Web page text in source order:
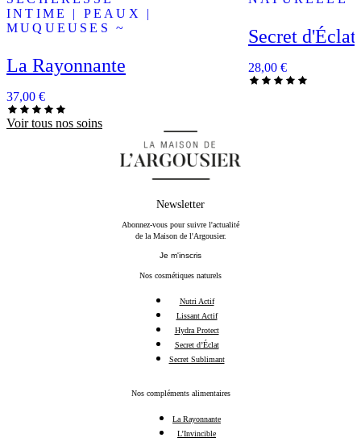
INTIME | PEAUX |
MUQUEUSES ~
La Rayonnante
37,00 €
Secret d'Éclat
28,00 €
Voir tous nos soins
Nos cosmétiques naturels
Nutri Actif
Lissant Actif
Hydra Protect
Secret d’Éclat
Secret Sublimant
Nos compléments alimentaires
La Rayonnante
L’Invincible
Newsletter
Abonnez-vous pour suivre l'actualité
de la Maison de l'Argousier.
Je m'inscris